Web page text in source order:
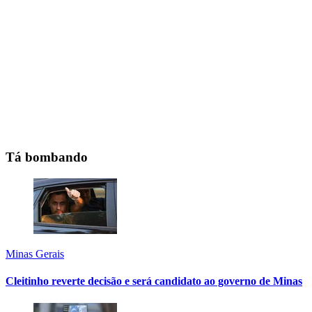
Tá bombando
Minas Gerais
Cleitinho reverte decisão e será candidato ao governo de Minas